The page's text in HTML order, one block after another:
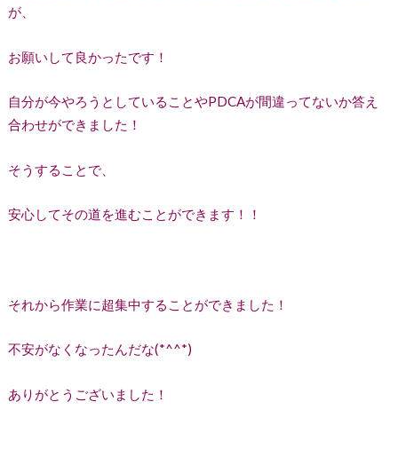
が、
お願いして良かったです！
自分が今やろうとしていることやPDCAが間違ってないか答え
合わせができました！
そうすることで、
安心してその道を進むことができます！！
それから作業に超集中することができました！
不安がなくなったんだな(*^^*)
ありがとうございました！